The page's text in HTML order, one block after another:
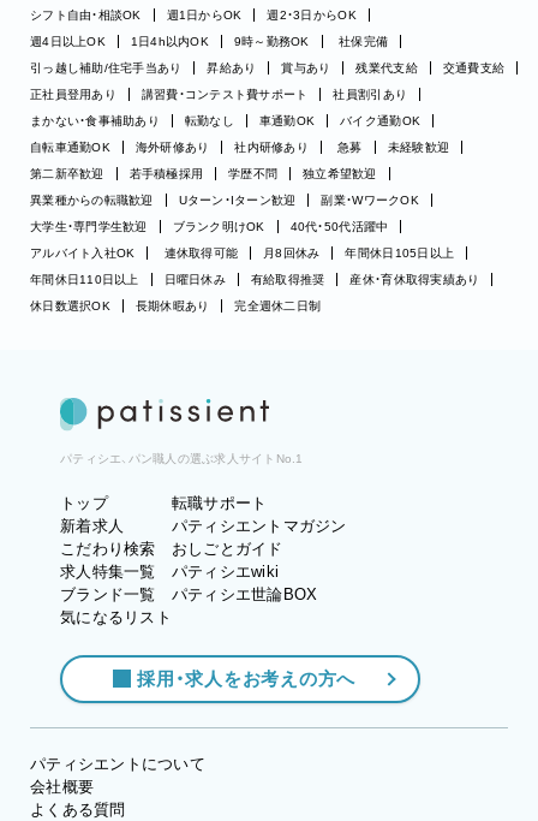
シフト自由・相談OK
週1日からOK
週2・3日からOK
週4日以上OK
1日4h以内OK 9時～勤務OK
社保完備
引っ越し補助/住宅手当あり
昇給あり 賞与あり 残業代支給
交通費支給
正社員登用あり
講習費・コンテスト費サポート
社員割引あり
まかない・食事補助あり
転勤なし 車通勤OK
バイク通勤OK
自転車通勤OK
海外研修あり 社内研修あり 急募
未経験歓迎
第二新卒歓迎
若手積極採用 学歴不問
独立希望歓迎
異業種からの転職歓迎
Uターン・Iターン歓迎
副業・WワークOK
大学生・専門学生歓迎
ブランク明けOK
40代・50代活躍中
アルバイト入社OK
連休取得可能 月8回休み
年間休日105日以上
年間休日110日以上
日曜日休み 有給取得推奨
産休・育休取得実績あり
休日数選択OK
長期休暇あり 完全週休二日制
パティシエ、パン職人の選ぶ求人サイトNo.1
トップ
新着求人
こだわり検索
求人特集一覧
ブランド一覧
気になるリスト
転職サポート
パティシエントマガジン
おしごとガイド
パティシエwiki
パティシエ世論BOX
採用・求人をお考えの方へ
パティシエントについて
会社概要
よくある質問